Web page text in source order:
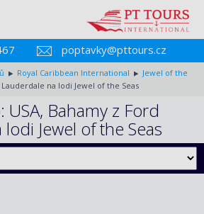
poptavky@pttours.cz
Royal Caribbean International
Jewel of the
Lauderdale na lodi Jewel of the Seas
Bahamy z Ford
Jewel of the Seas